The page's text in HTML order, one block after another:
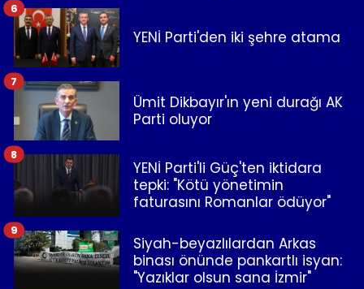
YENİ Parti'den iki şehre atama
6
Ümit Dikbayır'ın yeni durağı AK
Parti oluyor
7
YENİ Parti'li Güç'ten iktidara
tepki: "Kötü yönetimin
faturasını Romanlar ödüyor"
8
Siyah-beyazlılardan Arkas
binası önünde pankartlı isyan:
"Yazıklar olsun sana İzmir"
9